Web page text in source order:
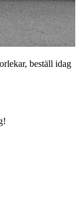
beställ idag